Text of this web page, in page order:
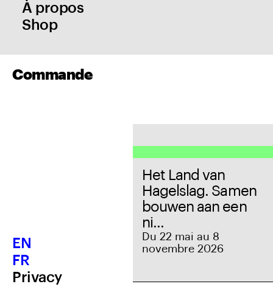
À propos
Shop
Commande
Het Land van
Hagelslag. Samen
bouwen aan een
ni...
Du 22 mai au 8
novembre 2026
EN
FR
Privacy